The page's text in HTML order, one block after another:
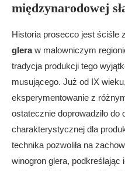
międzynarodowej
Historia prosecco jest ściśle
gleraw malowniczym
tradycja produkcji tego
musującego. Już od IX
eksperymentowanie z
ostatecznie doprowadziło do
charakterystycznej dla
technika pozwoliła na
winogron glera, podkreślając